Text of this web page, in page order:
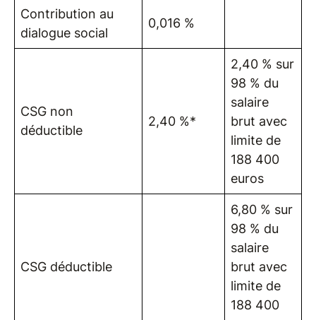
Contribution au
dialogue social
0,016 %
CSG non
déductible
2,40 %*
2,40 % sur
98 % du
salaire
brut avec
limite de
188 400
euros
CSG déductible
6,80 % sur
98 % du
salaire
brut avec
limite de
188 400